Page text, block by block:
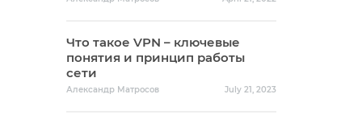
Что такое VPN – ключевые
понятия и принцип работы
сети
Александр Матросов July 21, 2023